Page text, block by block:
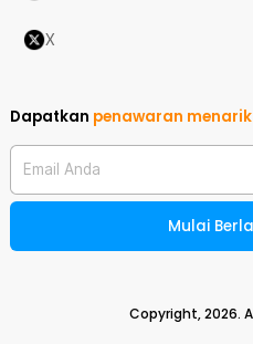
X
Dapatkan penawaran menarik
Email Anda
Mulai
Copyright,2026.